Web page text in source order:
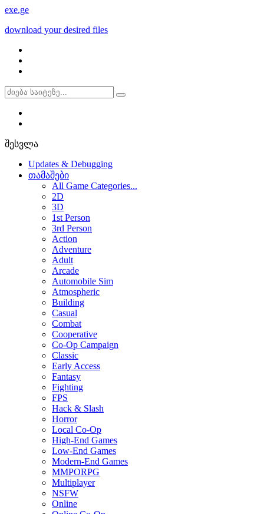
exe.ge
download your desired files
შესვლა
Updates & Debugging
თამაშები
All Game Categories...
2D
3D
1st Person
3rd Person
Action
Adventure
Adult
Arcade
Automobile Sim
Atmospheric
Building
Casual
Combat
Cooperative
Co-Op Campaign
Classic
Early Access
Fantasy
Fighting
FPS
Hack & Slash
Horror
Local Co-Op
High-End Games
Low-End Games
Modern-End Games
MMPORPG
Multiplayer
NSFW
Online